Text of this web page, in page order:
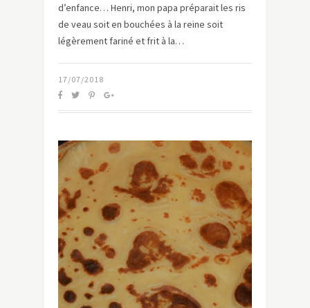
d’enfance… Henri, mon papa préparait les ris
de veau soit en bouchées à la reine soit
légèrement fariné et frit à la…
17/07/2018